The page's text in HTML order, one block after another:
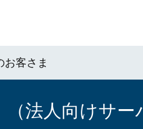
お客さま
法人向けサー